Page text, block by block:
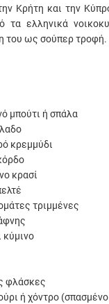
Κρήτη και την
τα ελληνικά
του ως σούπερ τροφή.
μπούτι ή σπάλα
κρεμμύδι
κρασί
τριμμένες
κύμινο
φλάσκες
ή χόντρο